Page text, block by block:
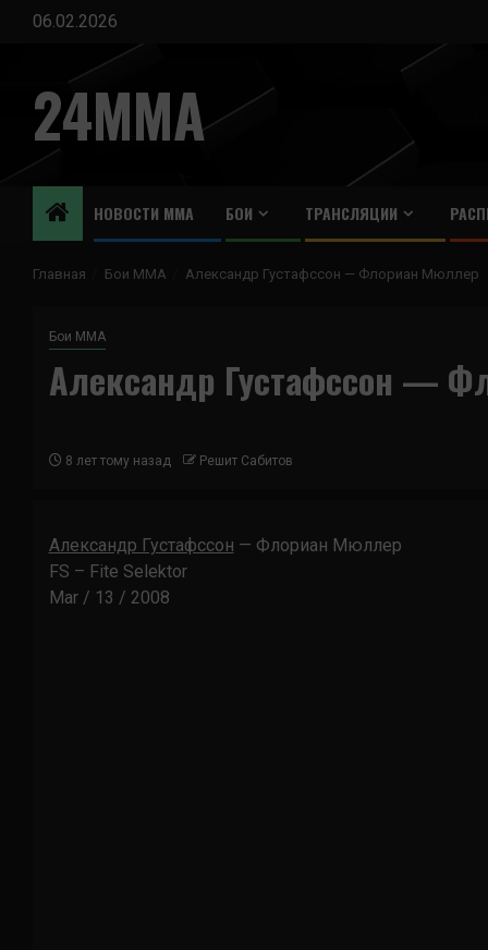
Перейти
содержимому
06.02.2026
24MMA
НОВОСТИ ММА БОИ ТРАНСЛЯЦИИ
Главная Бои ММА Александр Густафссон — Флориан Мюллер
Бои ММА
Александр Густафссон —
8 лет тому назад Решит Сабитов
Александр Густафссон — Флориан Мюллер
FS – Fite Selektor
Mar / 13 / 2008